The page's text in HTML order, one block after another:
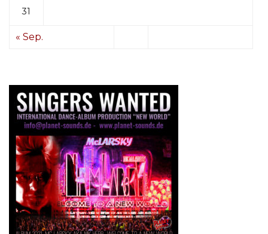
31
« Sep.